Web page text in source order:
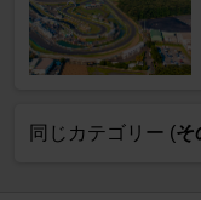
同じカテゴリー (そ